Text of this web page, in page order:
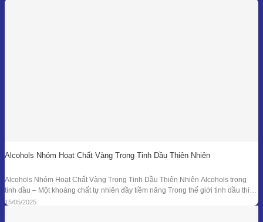
nền y học cổ đại đã sử dụng tinh dầu
Alcohols Nhóm Hoạt Chất Vàng Trong Tinh Dầu Thiên Nhiên
Alcohols Nhóm Hoạt Chất Vàng Trong Tinh Dầu Thiên Nhiên Alcohols trong
tinh dầu – Một khoáng chất tự nhiên đầy tiềm năng Trong thế giới tinh dầu thiên
nhiên, mỗi giọt nhỏ bé lại ẩn chứa hàng trăm hợp chất hóa học với công dụng
15/05/2025